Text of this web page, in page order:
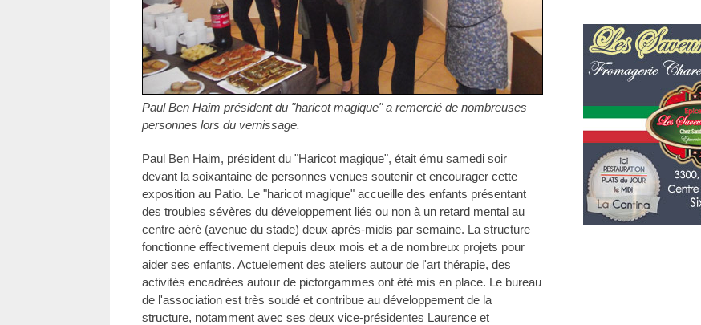
Paul Ben Haim président du "haricot magique" a remercié de nombreuses
personnes lors du vernissage.
Paul Ben Haim, président du "Haricot magique", était ému samedi soir
devant la soixantaine de personnes venues soutenir et encourager cette
exposition au Patio. Le "haricot magique" accueille des enfants présentant
des troubles sévères du développement liés ou non à un retard mental au
centre aéré (avenue du stade) deux après-midis par semaine. La structure
fonctionne effectivement depuis deux mois et a de nombreux projets pour
aider ses enfants. Actuelement des ateliers autour de l'art thérapie, des
activités encadrées autour de pictorgammes ont été mis en place. Le bureau
de l'association est très soudé et contribue au développement de la
structure, notamment avec ses deux vice-présidentes Laurence et